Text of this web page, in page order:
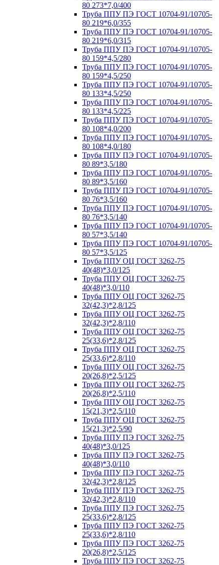
80 273*7,0/400
Труба ППУ ПЭ ГОСТ 10704-91/10705-
80 219*6,0/355
Труба ППУ ПЭ ГОСТ 10704-91/10705-
80 219*6,0/315
Труба ППУ ПЭ ГОСТ 10704-91/10705-
80 159*4,5/280
Труба ППУ ПЭ ГОСТ 10704-91/10705-
80 159*4,5/250
Труба ППУ ПЭ ГОСТ 10704-91/10705-
80 133*4,5/250
Труба ППУ ПЭ ГОСТ 10704-91/10705-
80 133*4,5/225
Труба ППУ ПЭ ГОСТ 10704-91/10705-
80 108*4,0/200
Труба ППУ ПЭ ГОСТ 10704-91/10705-
80 108*4,0/180
Труба ППУ ПЭ ГОСТ 10704-91/10705-
80 89*3,5/180
Труба ППУ ПЭ ГОСТ 10704-91/10705-
80 89*3,5/160
Труба ППУ ПЭ ГОСТ 10704-91/10705-
80 76*3,5/160
Труба ППУ ПЭ ГОСТ 10704-91/10705-
80 76*3,5/140
Труба ППУ ПЭ ГОСТ 10704-91/10705-
80 57*3,5/140
Труба ППУ ПЭ ГОСТ 10704-91/10705-
80 57*3,5/125
Труба ППУ ОЦ ГОСТ 3262-75
40(48)*3,0/125
Труба ППУ ОЦ ГОСТ 3262-75
40(48)*3,0/110
Труба ППУ ОЦ ГОСТ 3262-75
32(42,3)*2,8/125
Труба ППУ ОЦ ГОСТ 3262-75
32(42,3)*2,8/110
Труба ППУ ОЦ ГОСТ 3262-75
25(33,6)*2,8/125
Труба ППУ ОЦ ГОСТ 3262-75
25(33,6)*2,8/110
Труба ППУ ОЦ ГОСТ 3262-75
20(26,8)*2,5/125
Труба ППУ ОЦ ГОСТ 3262-75
20(26,8)*2,5/110
Труба ППУ ОЦ ГОСТ 3262-75
15(21,3)*2,5/110
Труба ППУ ОЦ ГОСТ 3262-75
15(21,3)*2,5/90
Труба ППУ ПЭ ГОСТ 3262-75
40(48)*3,0/125
Труба ППУ ПЭ ГОСТ 3262-75
40(48)*3,0/110
Труба ППУ ПЭ ГОСТ 3262-75
32(42,3)*2,8/125
Труба ППУ ПЭ ГОСТ 3262-75
32(42,3)*2,8/110
Труба ППУ ПЭ ГОСТ 3262-75
25(33,6)*2,8/125
Труба ППУ ПЭ ГОСТ 3262-75
25(33,6)*2,8/110
Труба ППУ ПЭ ГОСТ 3262-75
20(26,8)*2,5/125
Труба ППУ ПЭ ГОСТ 3262-75